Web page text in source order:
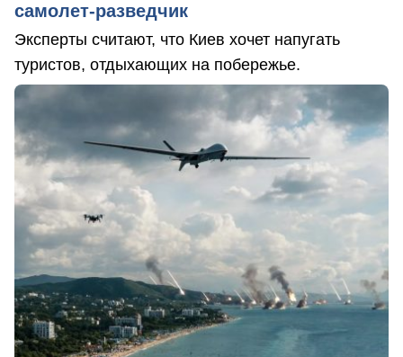
самолет-разведчик
Эксперты считают, что Киев хочет напугать
туристов, отдыхающих на побережье.